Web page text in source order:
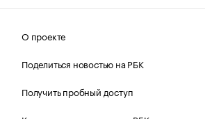
О проекте
Поделиться новостью на РБК
Получить пробный доступ